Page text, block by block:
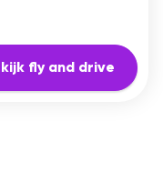
fly and drive